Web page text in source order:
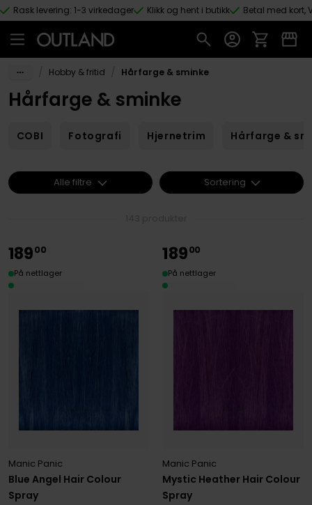
Hopp til hovedinnhold
Rask levering: 1-3 virkedager Klikk og hent i butikk Betal med kort,
Hobby & fritid Hårfarge & sminke
Hårfarge & sminke
COBI Fotografi Hjernetrim Hårfarge &
Blue Angel Hair Colour
Spray
Manic Panic
18900
På nettlager
Mystic Heather Hair Colour
Spray
Manic Panic
18900
På nettlager
Alle filtre Sortering